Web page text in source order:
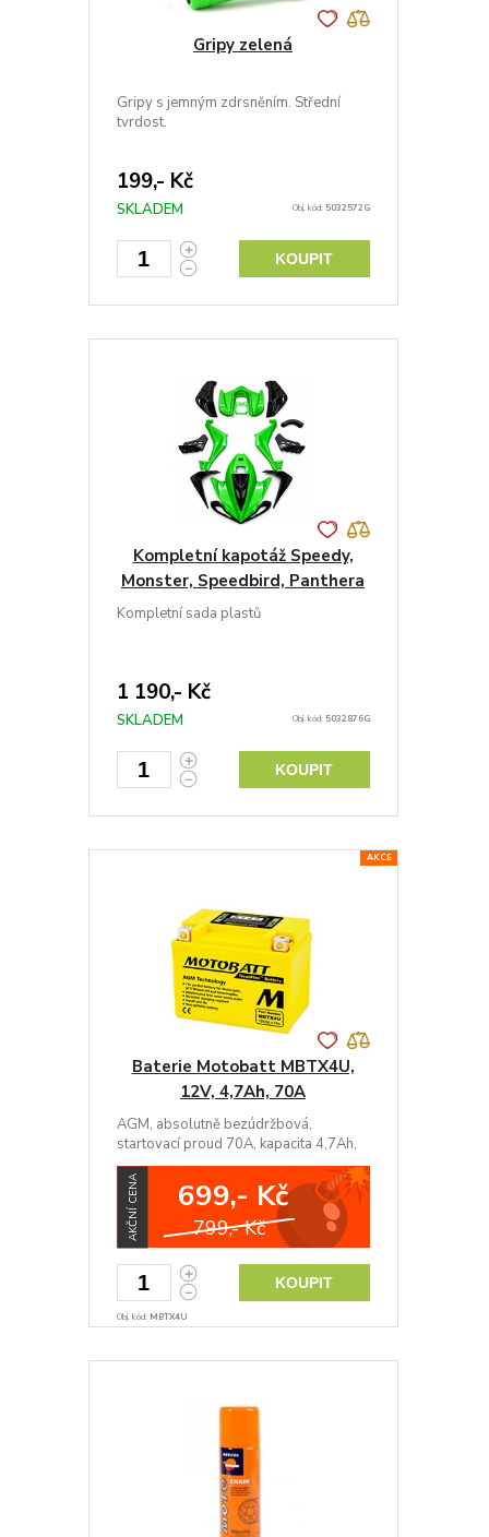
Gripy zelená
Gripy s jemným zdrsněním. Střední
tvrdost.
199,- Kč
SKLADEM Obj. kód: 5032572G
KOUPIT
Kompletní kapotáž Speedy,
Monster, Speedbird, Panthera
110cc, 125cc zelená
Kompletní sada plastů
1 190,- Kč
SKLADEM Obj. kód: 5032876G
KOUPIT
AKCE
Baterie Motobatt MBTX4U,
12V, 4,7Ah, 70A
AGM, absolutně bezúdržbová,
startovací proud 70A, kapacita 4,7Ah,
rozměry DxŠxV 114x71x86 mm, USA
AKČNÍ CENA 699,- Kč
799,- Kč
Obj. kód: MBTX4U
KOUPIT